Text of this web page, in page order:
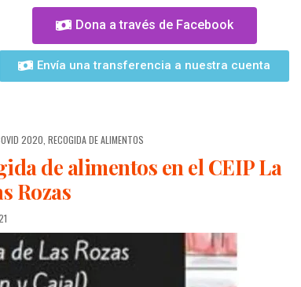
Dona a través de Facebook
Envía una transferencia a nuestra cuenta
2020 ,RECOGIDA DE ALIMENTOS
de alimentos en el CEIP La
Rozas